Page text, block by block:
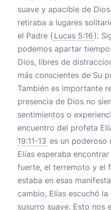
suave y apacible de
retiraba a lugares
el Padre ( Lucas 5:16 ).
podemos apartar
Dios, libres de
más conscientes de Su
También es importante
presencia de Dios no
sentimientos o
encuentro del profeta
19:11-13 es un poderoso
Elías esperaba
fuerte, el terremoto y el
estaba en esas
cambio, Elías escuchó
susurro suave. Esto nos